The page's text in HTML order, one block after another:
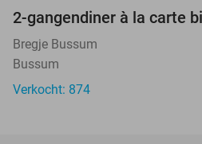
2-gangendiner à la carte
Bregje Bussum
Bussum
Verkocht: 874